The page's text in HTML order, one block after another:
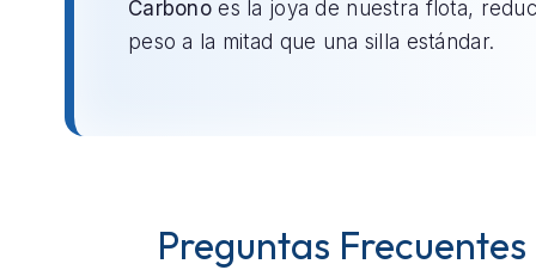
Carbono es la joya de nuestra flota,
peso a la mitad que una silla estándar.
Preguntas Frecuentes